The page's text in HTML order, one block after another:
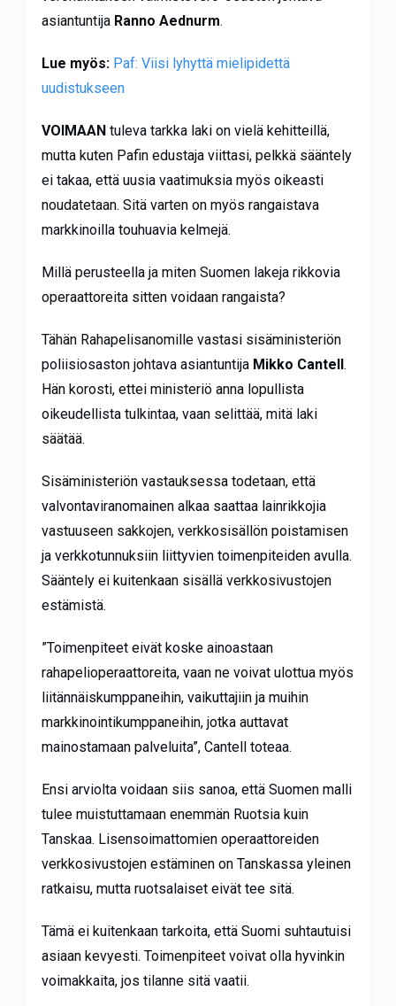
asiantuntija Ranno Aednurm.
Lue myös: Paf: Viisi lyhyttä mielipidettä
uudistukseen
VOIMAANtuleva tarkka laki on vielä kehitteillä,
mutta kuten Pafin edustaja viittasi, pelkkä sääntely
ei takaa, että uusia vaatimuksia myös oikeasti
noudatetaan. Sitä varten on myös rangaistava
markkinoilla touhuavia kelmejä.
Millä perusteella ja miten Suomen lakeja rikkovia
operaattoreita sitten voidaan rangaista?
Tähän Rahapelisanomille vastasi sisäministeriön
poliisiosaston johtava asiantuntija Mikko Cantell.
Hän korosti, ettei ministeriö anna lopullista
oikeudellista tulkintaa, vaan selittää, mitä laki
säätää.
Sisäministeriön vastauksessa todetaan, että
valvontaviranomainen alkaa saattaa lainrikkojia
vastuuseen sakkojen, verkkosisällön poistamisen
ja verkkotunnuksiin liittyvien toimenpiteiden avulla.
Sääntely ei kuitenkaan sisällä verkkosivustojen
estämistä.
”Toimenpiteet eivät koske ainoastaan
rahapelioperaattoreita, vaan ne voivat ulottua myös
liitännäiskumppaneihin, vaikuttajiin ja muihin
markkinointikumppaneihin, jotka auttavat
mainostamaan palveluita”, Cantell toteaa.
Ensi arviolta voidaan siis sanoa, että Suomen malli
tulee muistuttamaan enemmän Ruotsia kuin
Tanskaa. Lisensoimattomien operaattoreiden
verkkosivustojen estäminen on Tanskassa yleinen
ratkaisu, mutta ruotsalaiset eivät tee sitä.
Tämä ei kuitenkaan tarkoita, että Suomi suhtautuisi
asiaan kevyesti. Toimenpiteet voivat olla hyvinkin
voimakkaita, jos tilanne sitä vaatii.